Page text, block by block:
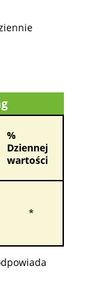
%
Dziennej
wartości
*